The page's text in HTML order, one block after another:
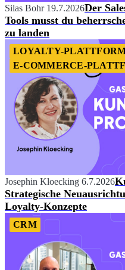
Silas Bohr 19.7.2026Der
Tools musst du
zu landen
LOYALTY-
E-COMMERCE-
Josephin Kloecking 6.7.2026
Strategische
Loyalty-Konzepte
CRM